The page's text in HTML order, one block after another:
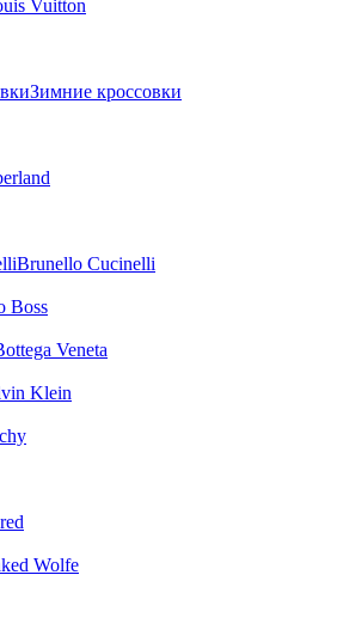
Vuitton
Зимние кроссовки
Brunello Cucinelli
Boss
Veneta
Klein
Wolfe